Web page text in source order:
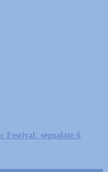
Festival: segnalate 6